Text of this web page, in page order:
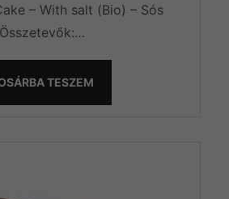
– With salt (Bio) – Sós
Összetevők:…
TESZEM